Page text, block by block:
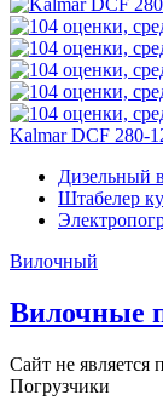
Kalmar DCF 280-
Дизельный
Штабелер
Вилочный
Вилочные
Сайт не является
Погрузчики